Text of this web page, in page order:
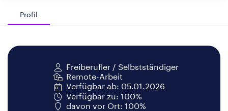
Profil
Freiberufler / Selbstständiger
Remote-Arbeit
Verfügbar ab: 05.01.2026
Verfügbar zu: 100%
davon vor Ort: 100%